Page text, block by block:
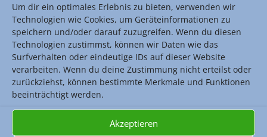
Um dir ein optimales Erlebnis zu bieten, verwenden wir
Technologien wie Cookies, um Geräteinformationen zu
speichern und/oder darauf zuzugreifen. Wenn du diesen
Technologien zustimmst, können wir Daten wie das
Surfverhalten oder eindeutige IDs auf dieser Website
verarbeiten. Wenn du deine Zustimmung nicht erteilst oder
zurückziehst, können bestimmte Merkmale und Funktionen
beeinträchtigt werden.
Akzeptieren